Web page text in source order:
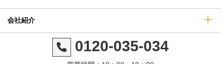
会社紹介
0120-035-034